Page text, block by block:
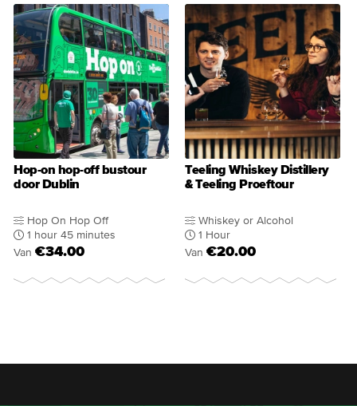
Hop-on hop-off bustour
door Dublin
Hop On Hop Off
1 hour 45 minutes
Van €34.00
Teeling Whiskey Distillery
& Teeling Proeftour
Whiskey or Alcohol
1 Hour
Van €20.00